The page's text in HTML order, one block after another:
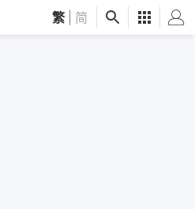
繁 简